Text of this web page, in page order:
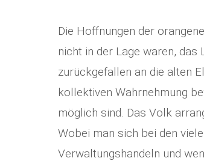
Die Hoffnungen der
nicht in der Lage waren, das
zurückgefallen an die alten
kollektiven Wahrnehmung
möglich sind. Das Volk
Wobei man sich bei den
Verwaltungshandeln und